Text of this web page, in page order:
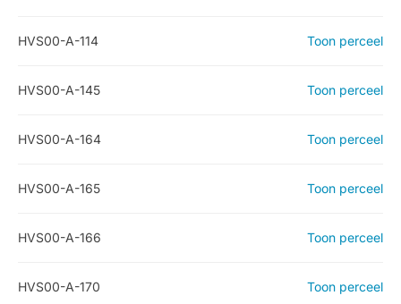
HVS00-A-114 Toon perceel
HVS00-A-145 Toon perceel
HVS00-A-164 Toon perceel
HVS00-A-165 Toon perceel
HVS00-A-166 Toon perceel
HVS00-A-170 Toon perceel